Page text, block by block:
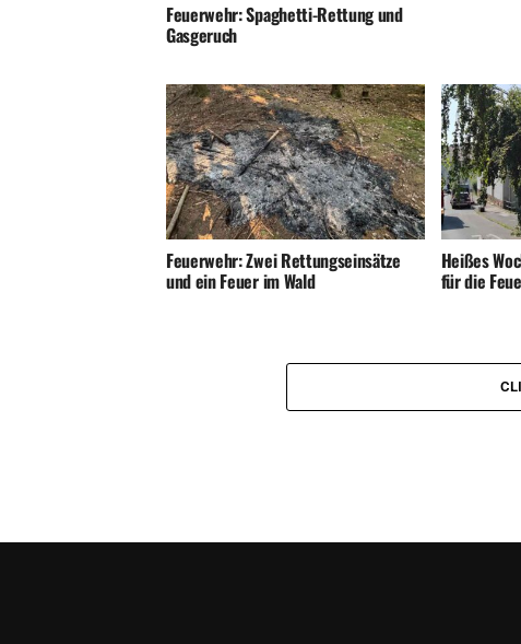
Feuerwehr: Spaghetti-Rettung und
Gasgeruch
Feuerwehr: Zwei Rettungseinsätze
und ein Feuer im Wald
Heißes
für die